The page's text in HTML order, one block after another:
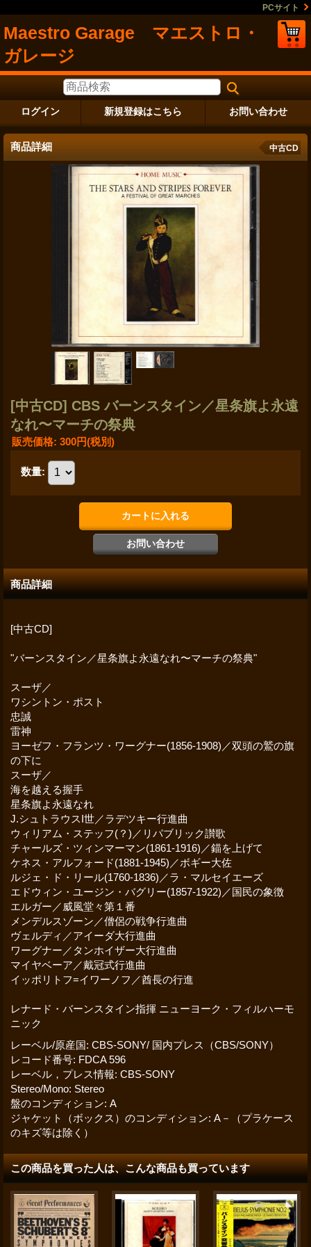
PCサイト
Maestro Garage マエストロ・
ガレージ
ログイン 新規登録はこちら お問い合わせ
商品詳細 中古CD
[中古CD] CBS バーンスタイン／星条旗よ永遠
なれ〜マーチの祭典
販売価格: 300円(税別)
数量:
商品詳細
[中古CD]
"バーンスタイン／星条旗よ永遠なれ〜マーチの祭典"
スーザ／
ワシントン・ポスト
忠誠
雷神
ヨーゼフ・フランツ・ワーグナー(1856-1908)／双頭の鷲の旗
の下に
スーザ／
海を越える握手
星条旗よ永遠なれ
J.シュトラウスI世／ラデツキー行進曲
ウィリアム・ステッフ(？)／リパブリック讃歌
チャールズ・ツィンマーマン(1861-1916)／錨を上げて
ケネス・アルフォード(1881-1945)／ボギー大佐
ルジェ・ド・リール(1760-1836)／ラ・マルセイエーズ
エドウィン・ユージン・バグリー(1857-1922)／国民の象徴
エルガー／威風堂々第１番
メンデルスゾーン／僧侶の戦争行進曲
ヴェルディ／アイーダ大行進曲
ワーグナー／タンホイザー大行進曲
マイヤベーア／戴冠式行進曲
イッポリトフ=イワーノフ／酋長の行進
レナード・バーンスタイン指揮 ニューヨーク・フィルハーモ
ニック
レーベル/原産国: CBS-SONY/ 国内プレス（CBS/SONY）
レコード番号: FDCA 596
レーベル，プレス情報: CBS-SONY
Stereo/Mono: Stereo
盤のコンディション: A
ジャケット（ボックス）のコンディション: A－（プラケース
のキズ等は除く）
この商品を買った人は、こんな商品も買っています